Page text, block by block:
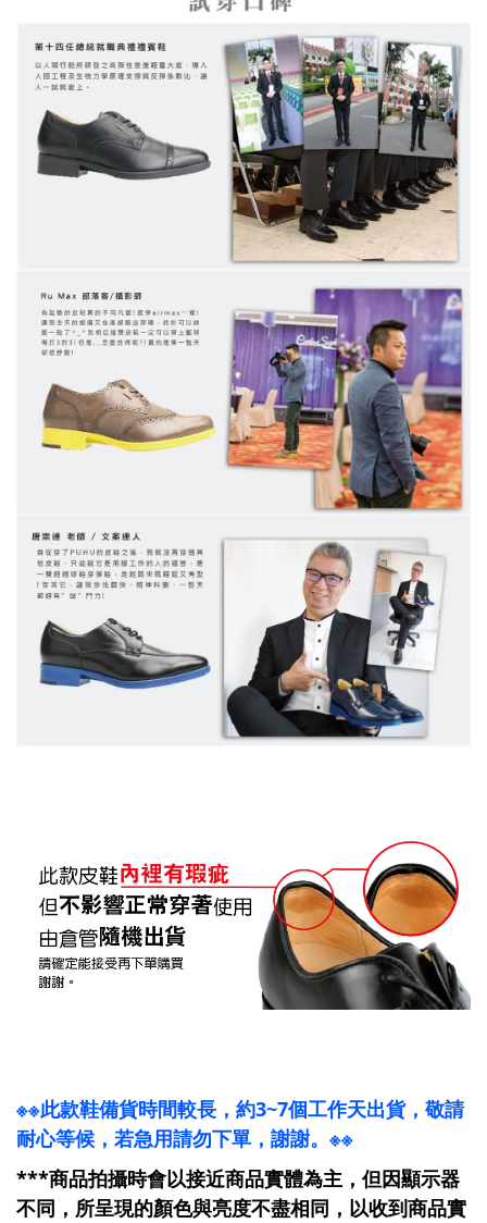
※※此款鞋備貨時間較長，約3~7個工作天出貨，敬請
耐心等候，若急用請勿下單，謝謝。※※
***商品拍攝時會以接近商品實體為主，但因顯示器
不同，所呈現的顏色與亮度不盡相同，以收到商品實